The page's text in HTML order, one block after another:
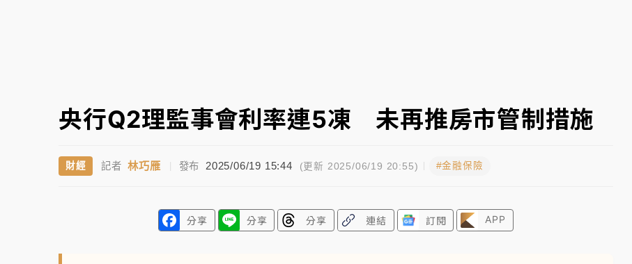
央行Q2理監事會利率連5凍 未再推房市管制措施
財經 記者 林巧雁 發布 2025/06/19 15:44 (更新 2025/06/19 20:55) #金融保險
分享 分享 分享 連結 訂閱 APP